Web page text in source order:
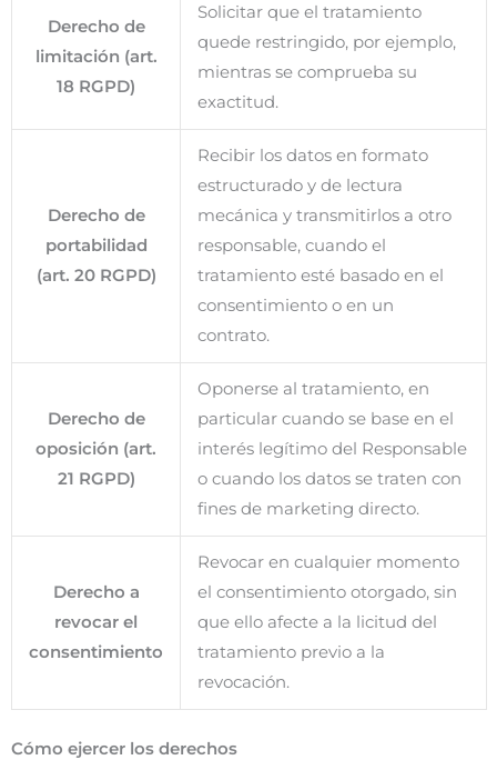
Derecho de
limitación (art.
18 RGPD)
Solicitar que el tratamiento
quede restringido, por ejemplo,
mientras se comprueba su
exactitud.
Derecho de
portabilidad
(art. 20 RGPD)
Recibir los datos en formato
estructurado y de lectura
mecánica y transmitirlos a otro
responsable, cuando el
tratamiento esté basado en el
consentimiento o en un
contrato.
Derecho de
oposición (art.
21 RGPD)
Oponerse al tratamiento, en
particular cuando se base en el
interés legítimo del Responsable
o cuando los datos se traten con
fines de marketing directo.
Derecho a
revocar el
consentimiento
Revocar en cualquier momento
el consentimiento otorgado, sin
que ello afecte a la licitud del
tratamiento previo a la
revocación.
Cómo ejercer los derechos